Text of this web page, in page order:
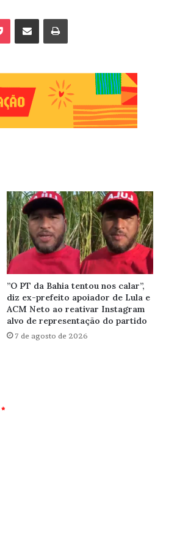
”O PT da Bahia tentou nos calar”,
diz ex-prefeito apoiador de Lula e
ACM Neto ao reativar Instagram
alvo de representação do partido
7 de agosto de 2026
*